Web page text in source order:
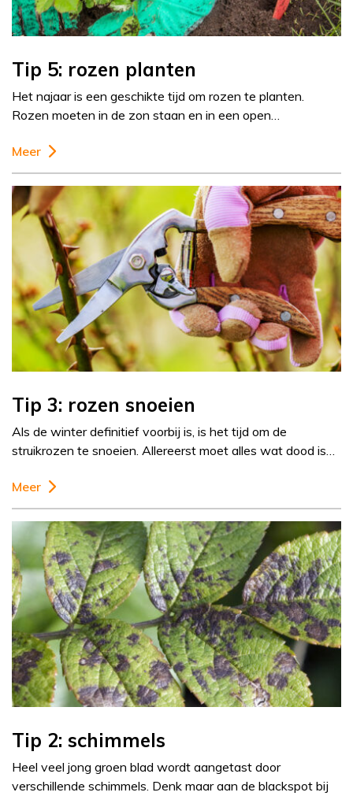
Tip 5: rozen planten
Het najaar is een geschikte tijd om rozen te planten.
Rozen moeten in de zon staan en in een open…
Meer
Tip 3: rozen snoeien
Als de winter definitief voorbij is, is het tijd om de
struikrozen te snoeien. Allereerst moet alles wat dood is…
Meer
Tip 2: schimmels
Heel veel jong groen blad wordt aangetast door
verschillende schimmels. Denk maar aan de blackspot bij